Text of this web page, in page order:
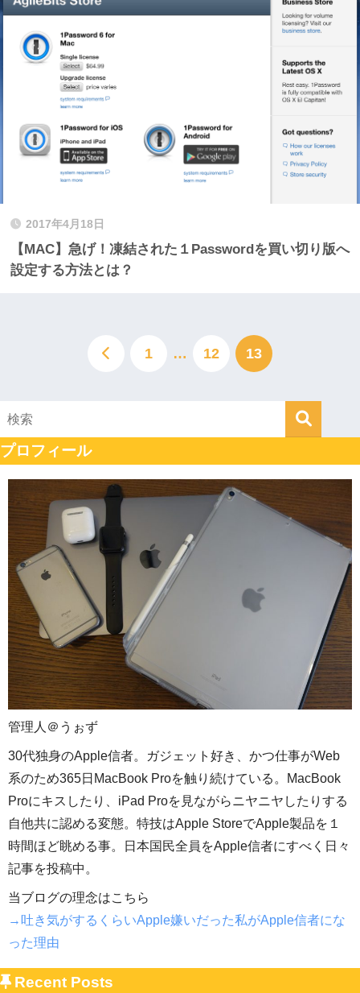
2017年4月18日
【MAC】急げ！凍結された１Passwordを買い切り版へ
設定する方法とは？
1 … 12 13
プロフィール
管理人＠うぉず
30代独身のApple信者。ガジェット好き、かつ仕事がWeb
系のため365日MacBook Proを触り続けている。MacBook
Proにキスしたり、iPad Proを見ながらニヤニヤしたりする
自他共に認める変態。特技はApple StoreでApple製品を１
時間ほど眺める事。日本国民全員をApple信者にすべく日々
記事を投稿中。
当ブログの理念はこちら
→吐き気がするくらいApple嫌いだった私がApple信者にな
った理由
Recent Posts